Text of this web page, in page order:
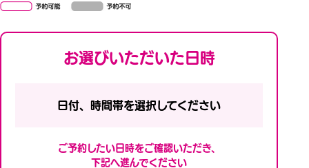
お選びいただいた日時
日付、時間帯を選択してください
ご予約したい日時をご確認いただき、
下記へ進んでください